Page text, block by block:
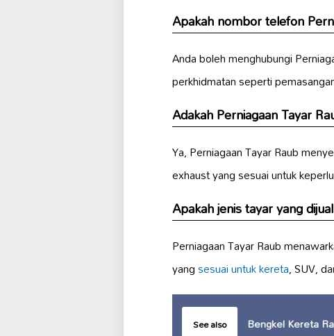
Apakah nombor telefon
Anda boleh menghubungi
perkhidmatan seperti
Adakah Perniagaan Tayar
Ya, Perniagaan Tayar Raub
exhaust yang sesuai untuk
Apakah jenis tayar yang
Perniagaan Tayar Raub
yangsesuai untuk kereta, SUV,
See also Bengkel Kereta